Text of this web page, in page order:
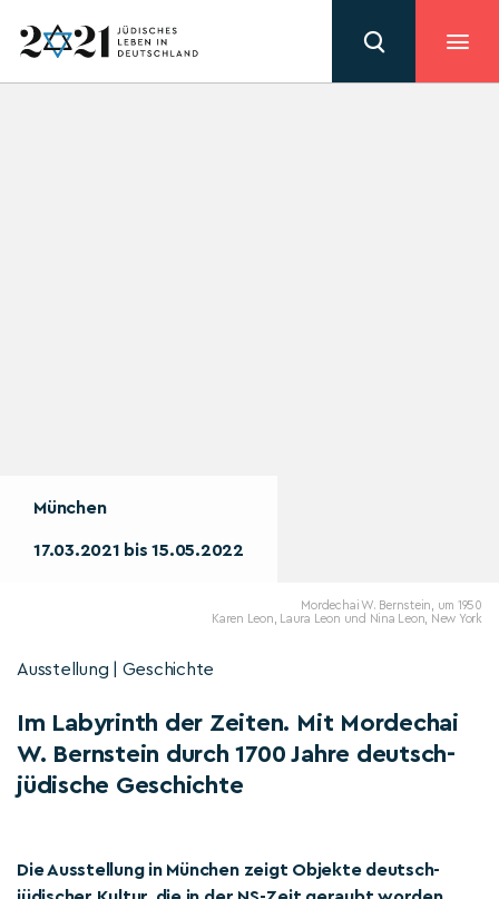
München
17.03.2021 bis 15.05.2022
Mordechai W. Bernstein, um 1950
Karen Leon, Laura Leon und Nina Leon, New York
Ausstellung | Geschichte
Im Labyrinth der Zeiten. Mit Mordechai
W. Bernstein durch 1700 Jahre deutsch-
jüdische Geschichte
Die Ausstellung in München zeigt Objekte deutsch-